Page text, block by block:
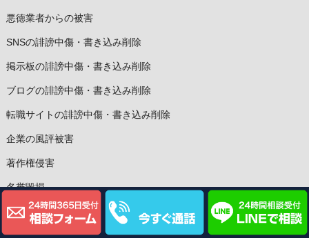
悪徳業者からの被害
SNSの誹謗中傷・書き込み削除
掲示板の誹謗中傷・書き込み削除
ブログの誹謗中傷・書き込み削除
転職サイトの誹謗中傷・書き込み削除
企業の風評被害
著作権侵害
名誉毀損
遺産・贈与・相続
ネットトラブル